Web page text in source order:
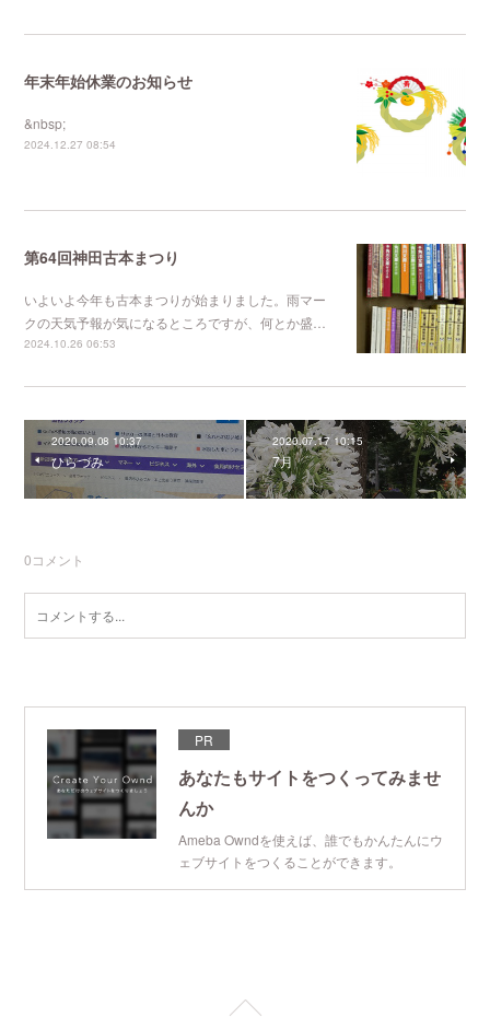
年末年始休業のお知らせ
&nbsp;
2024.12.27 08:54
第64回神田古本まつり
いよいよ今年も古本まつりが始まりました。雨マー
クの天気予報が気になるところですが、何とか盛…
2024.10.26 06:53
2020.09.08 10:37
ひらづみ
2020.07.17 10:15
7月
0コメント
PR
あなたもサイトをつくってみませ
んか
Ameba Owndを使えば、誰でもかんたんにウ
ェブサイトをつくることができます。